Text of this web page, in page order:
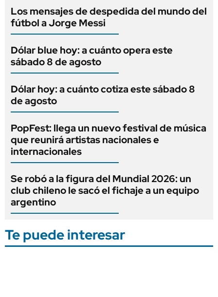
Los mensajes de despedida del mundo del
fútbol a Jorge Messi
Dólar blue hoy: a cuánto opera este
sábado 8 de agosto
Dólar hoy: a cuánto cotiza este sábado 8
de agosto
PopFest: llega un nuevo festival de música
que reunirá artistas nacionales e
internacionales
Se robó a la figura del Mundial 2026: un
club chileno le sacó el fichaje a un equipo
argentino
Te puede interesar